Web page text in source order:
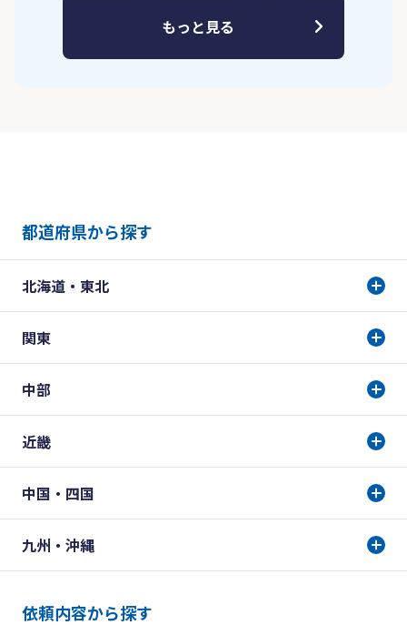
もっと見る
都道府県から探す
北海道・東北
関東
中部
近畿
中国・四国
九州・沖縄
依頼内容から探す